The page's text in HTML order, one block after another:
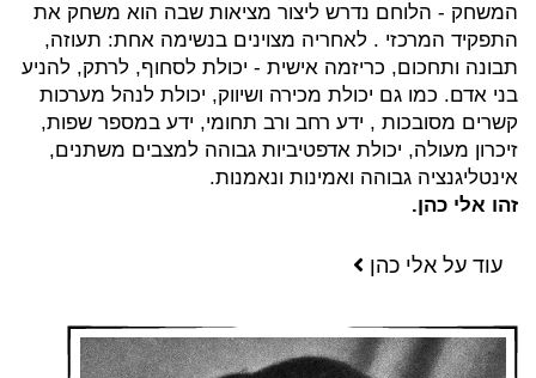
המשחק - הלוחם נדרש ליצור מציאות שבה הוא משחק את
התפקיד המרכזי . לאחריה מצוינים בנשימה אחת: תעוזה,
תבונה ותחכום, כריזמה אישית - יכולת לסחוף, לרתק, להניע
בני אדם. כמו גם יכולת מכירה ושיווק, יכולת לנהל מערכות
קשרים מסובכות , ידע רחב ורב תחומי, ידע במספר שפות,
זיכרון מעולה, יכולת אדפטיביות גבוהה למצבים משתנים,
אינטליגנציה גבוהה ואמינות ונאמנות.
זהו אלי כהן.
עוד על אלי כהן